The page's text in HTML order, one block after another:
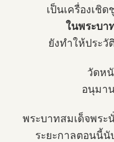
เป็นเครื่องเชิด
ในพระบา
ยังทำให้ประ
วัดห
อนุมา
พระบาทสมเด็จพระ
ระยะกาลตอนนี้นั